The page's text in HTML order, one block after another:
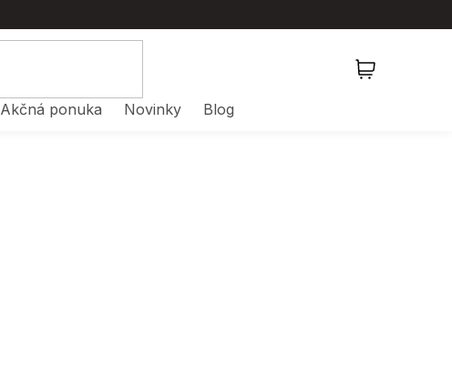
Akčná ponuka Novinky Blog